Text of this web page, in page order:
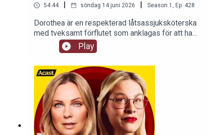
54:44 söndag 14 juni 2026 Season 1 , Ep. 428
Dorothea är en respekterad låtsassjuksköterska
med tveksamt förflutet som anklagas för att ha
mördat två patienter på sitt vårdhem. Vi
spekulerar vilt i om hon gjorde det eller ej.tw: vi
påstår att morfin är gott och det tar vi starkt
avstånd ifrån såhär i efterhand
Play